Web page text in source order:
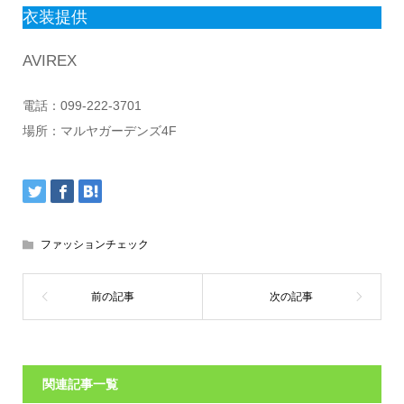
衣装提供
AVIREX
電話：099-222-3701
場所：マルヤガーデンズ4F
ファッションチェック
関連記事一覧